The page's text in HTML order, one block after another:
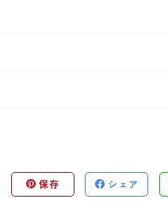
保存 シェア